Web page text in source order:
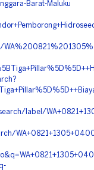
Barat-Maluku
label/